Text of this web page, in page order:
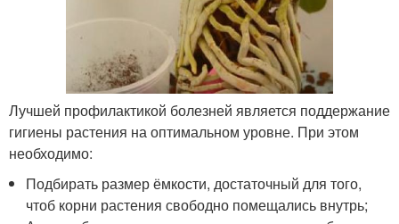
Лучшей профилактикой болезней является поддержание
гигиены растения на оптимальном уровне. При этом
необходимо:
Подбирать размер ёмкости, достаточный для того,
чтоб корни растения свободно помещались внутрь;